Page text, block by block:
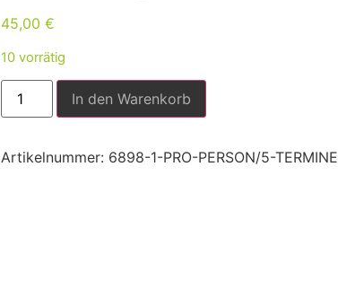
45,00 €
10 vorrätig
In den Warenkorb
Artikelnummer: 6898-1-PRO-PERSON/5-TERMINE